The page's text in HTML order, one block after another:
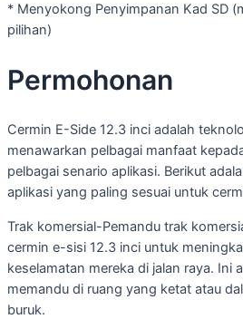
* Menyokong Penyimpanan Kad SD
pilihan)
Permohonan
Cermin E-Side 12.3 inci adalah
menawarkan pelbagai manfaat
pelbagai senario aplikasi. Berikut
aplikasi yang paling sesuai untuk
Trak komersial-Pemandu trak
cermin e-sisi 12.3 inci untuk
keselamatan mereka di jalan raya. Ini
memandu di ruang yang ketat atau
buruk.